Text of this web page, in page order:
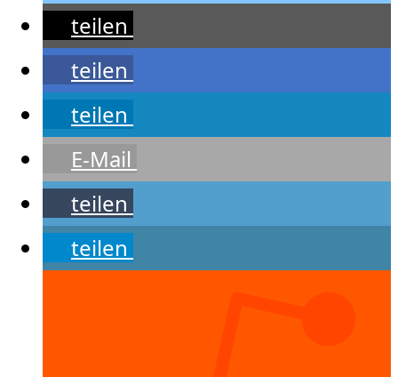
teilen
teilen
teilen
E-Mail
teilen
teilen